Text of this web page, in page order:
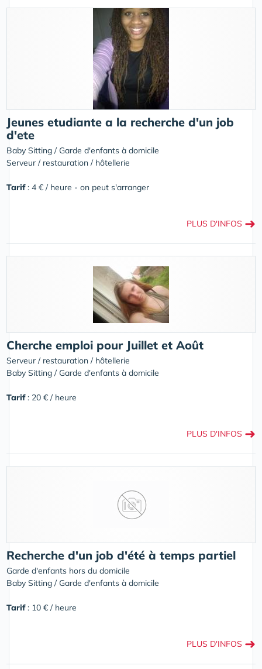
Jeunes etudiante a la recherche d'un job
d'ete
Baby Sitting / Garde d'enfants à domicile
Serveur / restauration / hôtellerie
Tarif: 4 € / heure - on peut s'arranger
PLUS D'INFOS ➜
Cherche emploi pour Juillet et Août
Serveur / restauration / hôtellerie
Baby Sitting / Garde d'enfants à domicile
Tarif: 20 € / heure
PLUS D'INFOS ➜
Recherche d'un job d'été à temps partiel
Garde d'enfants hors du domicile
Baby Sitting / Garde d'enfants à domicile
Tarif: 10 € / heure
PLUS D'INFOS ➜